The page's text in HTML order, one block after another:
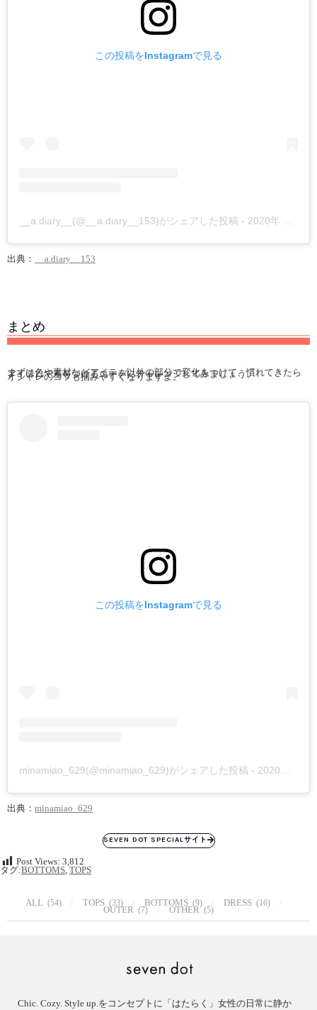
この投稿をInstagramで見る
__a.diary__(@__a.diary__153)がシェアした投稿 - 2020年 7月月28日午前2時01分PDT
出典： __a.diary__153
まとめ
まずは色や素材などアイテム以外の部分で変化をつけて、慣れてきたらアイテムで差をつけるコーデにチャレンジしてみましょう。
オシャレのコツも掴みやすくなりますよ。
この投稿をInstagramで見る
minamiao_629(@minamiao_629)がシェアした投稿 - 2020年 5月月13日午後3時50分PDT
出典： minamiao_629
SEVEN DOT SPECIALサイト
Post Views: 3,812
タグ:BOTTOMS, TOPS
ALL (54) TOPS (33) BOTTOMS (9) DRESS (16)
OUTER (7) OTHER (5)
Chic. Cozy. Style up.をコンセプトに「はたらく」女性の日常に静か